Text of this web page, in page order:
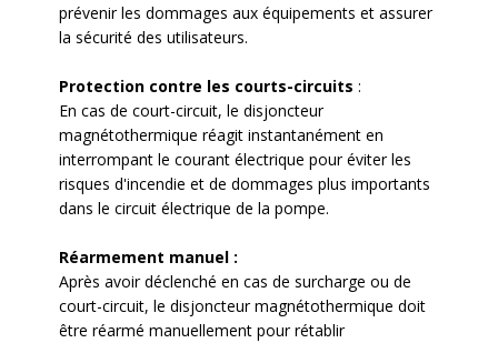
prévenir les dommages aux équipements et assurer
la sécurité des utilisateurs.
Protection contre les courts-circuits :
En cas de court-circuit, le disjoncteur
magnétothermique réagit instantanément en
interrompant le courant électrique pour éviter les
risques d'incendie et de dommages plus importants
dans le circuit électrique de la pompe.
Réarmement manuel :
Après avoir déclenché en cas de surcharge ou de
court-circuit, le disjoncteur magnétothermique doit
être réarmé manuellement pour rétablir